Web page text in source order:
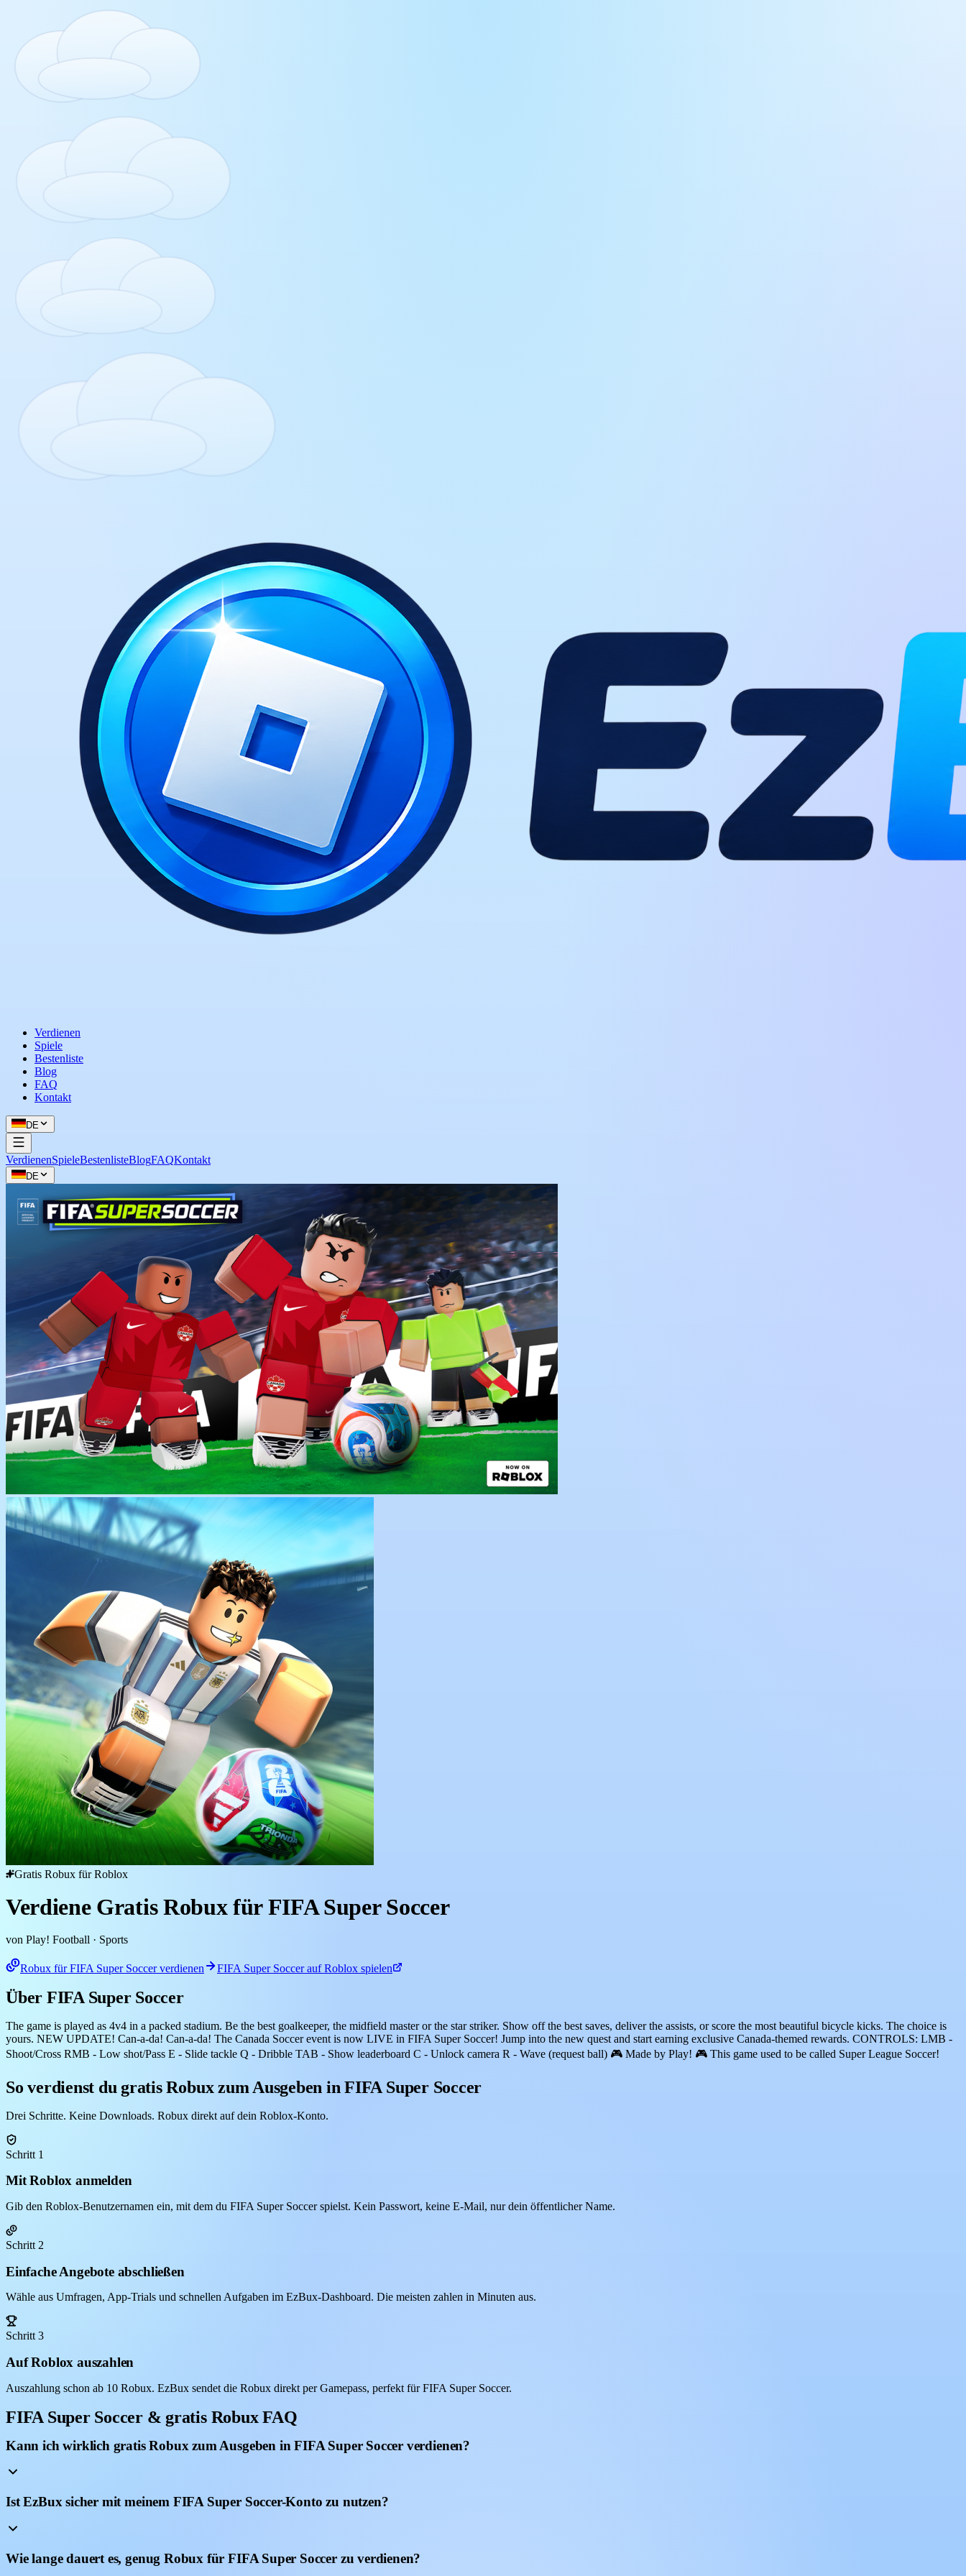
Verdienen
Spiele
Bestenliste
Blog
FAQ
Kontakt
DE
VerdienenSpieleBestenlisteBlogFAQKontakt
DE
Gratis Robux für Roblox
Verdiene Gratis Robux für FIFA Super Soccer
von Play! Football · Sports
Robux für FIFA Super Soccer verdienen FIFA Super Soccer auf Roblox spielen
Über FIFA Super Soccer
The game is played as 4v4 in a packed stadium. Be the best goalkeeper, the midfield master or the star striker. Show off the best saves, deliver the assists, or score the most beautiful bicycle kicks. The choice is
yours. NEW UPDATE! Can-a-da! Can-a-da! The Canada Soccer event is now LIVE in FIFA Super Soccer! Jump into the new quest and start earning exclusive Canada-themed rewards. CONTROLS: LMB -
Shoot/Cross RMB - Low shot/Pass E - Slide tackle Q - Dribble TAB - Show leaderboard C - Unlock camera R - Wave (request ball) 🎮 Made by Play! 🎮 This game used to be called Super League Soccer!
So verdienst du gratis Robux zum Ausgeben in FIFA Super Soccer
Drei Schritte. Keine Downloads. Robux direkt auf dein Roblox-Konto.
Schritt 1
Mit Roblox anmelden
Gib den Roblox-Benutzernamen ein, mit dem du FIFA Super Soccer spielst. Kein Passwort, keine E-Mail, nur dein öffentlicher Name.
Schritt 2
Einfache Angebote abschließen
Wähle aus Umfragen, App-Trials und schnellen Aufgaben im EzBux-Dashboard. Die meisten zahlen in Minuten aus.
Schritt 3
Auf Roblox auszahlen
Auszahlung schon ab 10 Robux. EzBux sendet die Robux direkt per Gamepass, perfekt für FIFA Super Soccer.
FIFA Super Soccer & gratis Robux FAQ
Kann ich wirklich gratis Robux zum Ausgeben in FIFA Super Soccer verdienen?
Ist EzBux sicher mit meinem FIFA Super Soccer-Konto zu nutzen?
Wie lange dauert es, genug Robux für FIFA Super Soccer zu verdienen?